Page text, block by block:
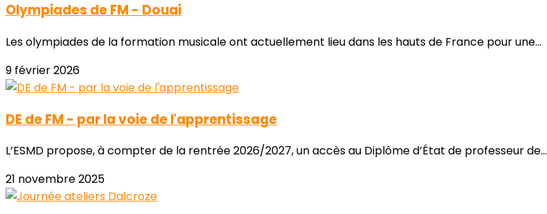
Olympiades de FM - Douai
Les olympiades de la formation musicale ont actuellement lieu dans les hauts de France pour une...
9 février 2026
DE de FM - par la voie de l'apprentissage
L’ESMD propose, à compter de la rentrée 2026/2027, un accès au Diplôme d’État de professeur de...
21 novembre 2025